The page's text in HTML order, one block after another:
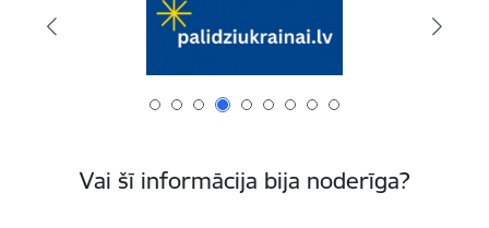
Vai šī informācija bija noderīga?